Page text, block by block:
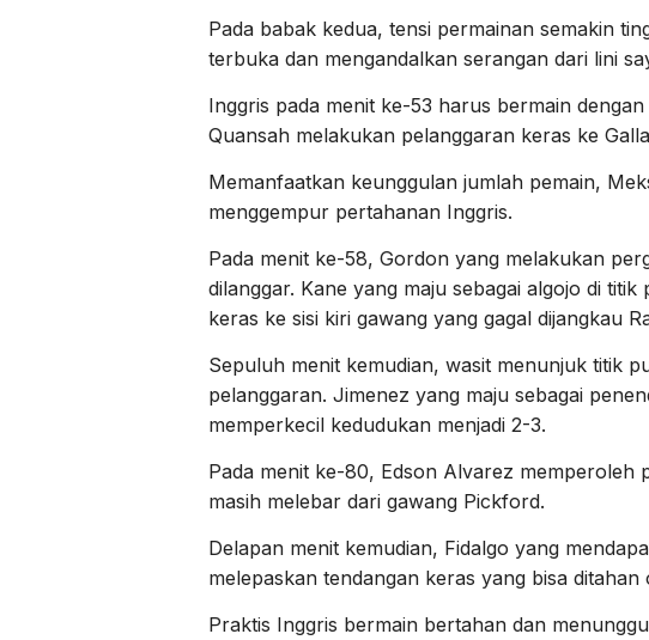
Pada babak kedua, tensi permainan semakin
terbuka dan mengandalkan serangan dari lini
Inggris pada menit ke-53 harus bermain
Quansah melakukan pelanggaran keras ke
Memanfaatkan keunggulan jumlah pemain,
menggempur pertahanan Inggris.
Pada menit ke-58, Gordon yang melakukan
dilanggar. Kane yang maju sebagai algojo di
keras ke sisi kiri gawang yang gagal dijangkau
Sepuluh menit kemudian, wasit menunjuk titik
pelanggaran. Jimenez yang maju sebagai
memperkecil kedudukan menjadi 2-3.
Pada menit ke-80, Edson Alvarez memperoleh
masih melebar dari gawang Pickford.
Delapan menit kemudian, Fidalgo yang
melepaskan tendangan keras yang bisa ditahan
Praktis Inggris bermain bertahan dan